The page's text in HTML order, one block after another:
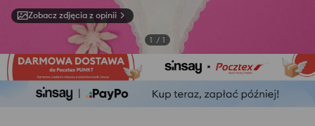
Zobacz zdjęcia z opinii
1 / 1